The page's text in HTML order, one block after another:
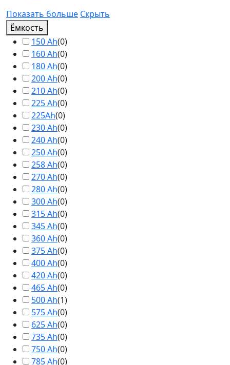
Показать больше Скрыть
Ёмкость
150 Ah(0)
160 Ah(0)
180 Ah(0)
200 Ah(0)
210 Ah(0)
225 Ah(0)
225Ah(0)
230 Ah(0)
240 Ah(0)
250 Ah(0)
258 Ah(0)
270 Ah(0)
280 Ah(0)
300 Ah(0)
315 Ah(0)
345 Ah(0)
360 Ah(0)
375 Ah(0)
400 Ah(0)
420 Ah(0)
465 Ah(0)
500 Ah(1)
575 Ah(0)
625 Ah(0)
735 Ah(0)
750 Ah(0)
785 Ah(0)